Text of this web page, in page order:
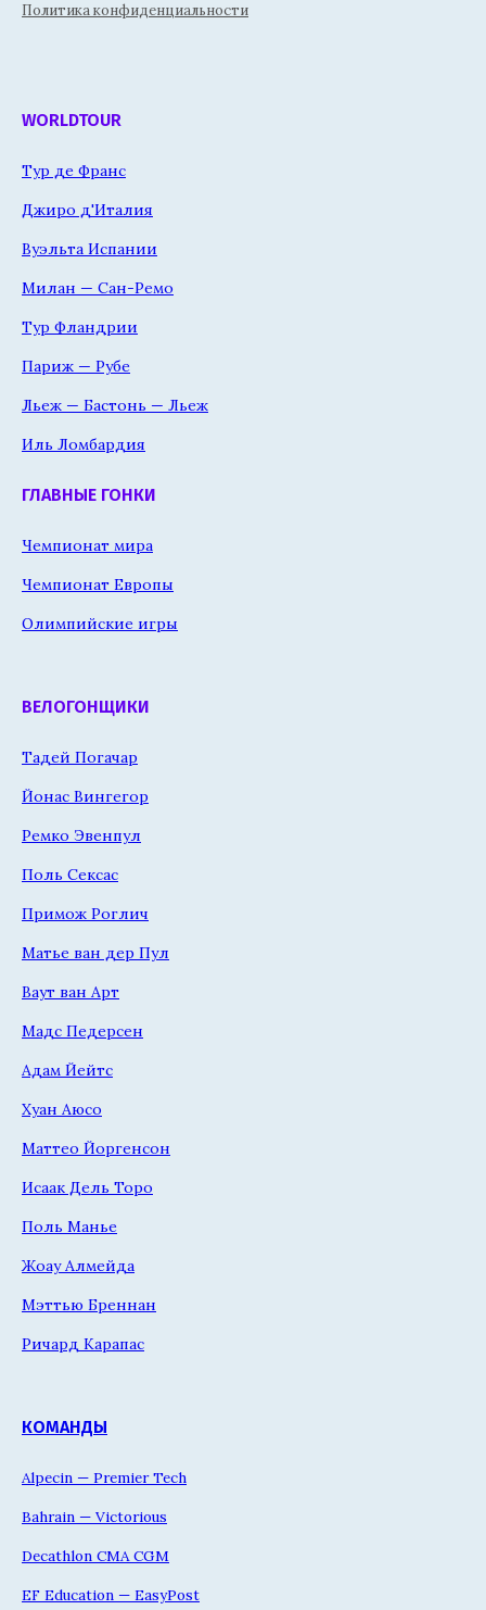
Политика конфиденциальности
WORLDTOUR
Тур де Франс
Джиро д'Италия
Вуэльта Испании
Милан — Сан-Ремо
Тур Фландрии
Париж — Рубе
Льеж — Бастонь — Льеж
Иль Ломбардия
ГЛАВНЫЕ ГОНКИ
Чемпионат мира
Чемпионат Европы
Олимпийские игры
ВЕЛОГОНЩИКИ
Тадей Погачар
Йонас Вингегор
Ремко Эвенпул
Поль Сексас
Примож Роглич
Матье ван дер Пул
Ваут ван Арт
Мадс Педерсен
Адам Йейтс
Хуан Аюсо
Маттео Йоргенсон
Исаак Дель Торо
Поль Манье
Жоау Алмейда
Мэттью Бреннан
Ричард Карапас
КОМАНДЫ
Alpecin — Premier Tech
Bahrain — Victorious
Decathlon CMA CGM
EF Education — EasyPost